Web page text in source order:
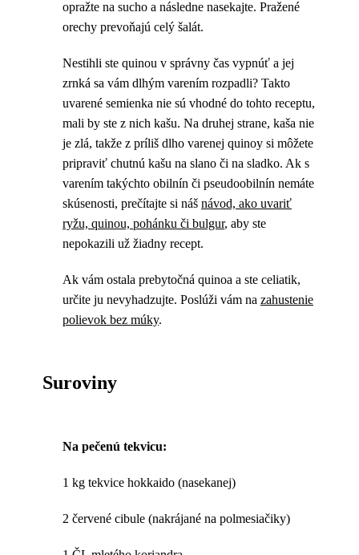
opražte na sucho a následne nasekajte. Pražené
orechy prevoňajú celý šalát.
Nestihli ste quinou v správny čas vypnúť a jej
zrnká sa vám dlhým varením rozpadli? Takto
uvarené semienka nie sú vhodné do tohto receptu,
mali by ste z nich kašu. Na druhej strane, kaša nie
je zlá, takže z príliš dlho varenej quinoy si môžete
pripraviť chutnú kašu na slano či na sladko. Ak s
varením takýchto obilnín či pseudoobilnín nemáte
skúsenosti, prečítajte si náš návod, ako uvariť
ryžu, quinou, pohánku či bulgur, aby ste
nepokazili už žiadny recept.
Ak vám ostala prebytočná quinoa a ste celiatik,
určite ju nevyhadzujte. Poslúži vám na zahustenie
polievok bez múky.
Suroviny
Na pečenú tekvicu:
1 kg tekvice hokkaido (nasekanej)
2 červené cibule (nakrájané na polmesiačiky)